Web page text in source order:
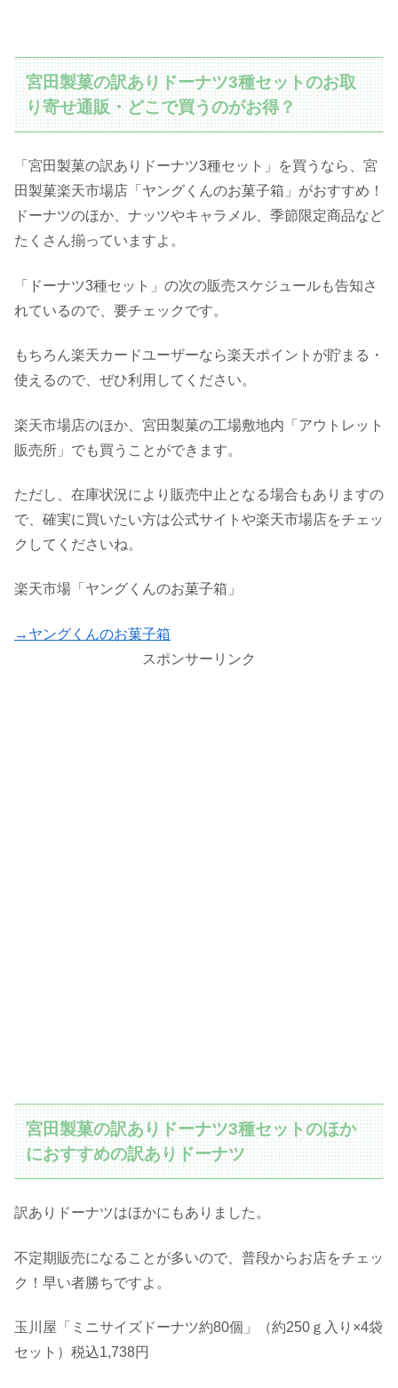
宮田製菓の訳ありドーナツ3種セットのお取
り寄せ通販・どこで買うのがお得？
「宮田製菓の訳ありドーナツ3種セット」を買うなら、宮
田製菓楽天市場店「ヤングくんのお菓子箱」がおすすめ！
ドーナツのほか、ナッツやキャラメル、季節限定商品など
たくさん揃っていますよ。
「ドーナツ3種セット」の次の販売スケジュールも告知さ
れているので、要チェックです。
もちろん楽天カードユーザーなら楽天ポイントが貯まる・
使えるので、ぜひ利用してください。
楽天市場店のほか、宮田製菓の工場敷地内「アウトレット
販売所」でも買うことができます。
ただし、在庫状況により販売中止となる場合もありますの
で、確実に買いたい方は公式サイトや楽天市場店をチェッ
クしてくださいね。
楽天市場「ヤングくんのお菓子箱」
→ヤングくんのお菓子箱
スポンサーリンク
宮田製菓の訳ありドーナツ3種セットのほか
におすすめの訳ありドーナツ
訳ありドーナツはほかにもありました。
不定期販売になることが多いので、普段からお店をチェッ
ク！早い者勝ちですよ。
玉川屋「ミニサイズドーナツ約80個」（約250ｇ入り×4袋
セット）税込1,738円